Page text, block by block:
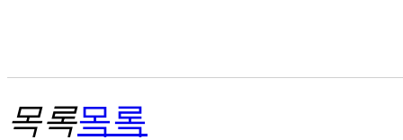
목록목록